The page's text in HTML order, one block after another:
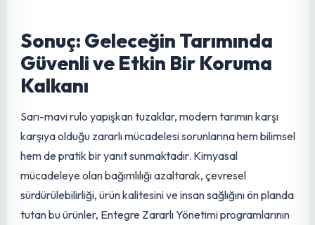
yapışkanlığını yitirdiğinde (toz, kir vb. nedeniyle)
değiştirilmelidir. Bu, zararlı popülasyonunun sürekli
kontrol altında tutulmasını sağlar. Erken dönemde,
popülasyon izleme amaçlı daha az sıklıkta kontrol
edilebilirken, zararlı baskısı arttığında daha sık kontrol
ve değişim gerekebilir.
Konumlandırma:Rüzgarın tuzağı sallamasını
minimize edecek şekilde sabitlenmelidir. Sera içinde
hava akımının olduğu bölgeler, zararlıların hareket